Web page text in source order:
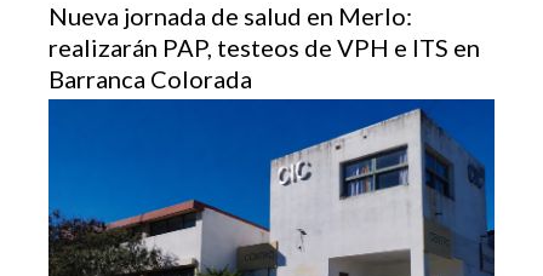
Nueva jornada de salud en Merlo:
realizarán PAP, testeos de VPH e ITS en
Barranca Colorada